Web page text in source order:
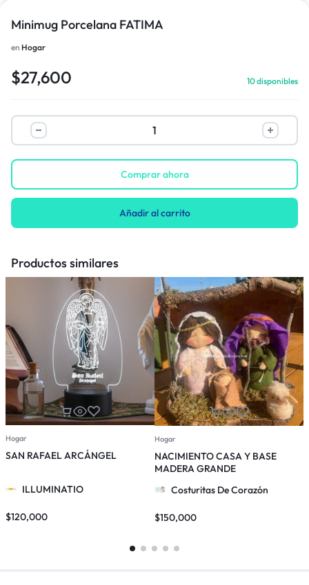
Minimug Porcelana FATIMA
en Hogar
$27,600 10 disponibles
Añadir al carrito
Comprar ahora
Productos similares
Hogar
SAN RAFAEL ARCÁNGEL
ILLUMINATIO
$120,000
Hogar
NACIMIENTO CASA Y BASE
MADERA GRANDE
Costuritas De Corazón
$150,000